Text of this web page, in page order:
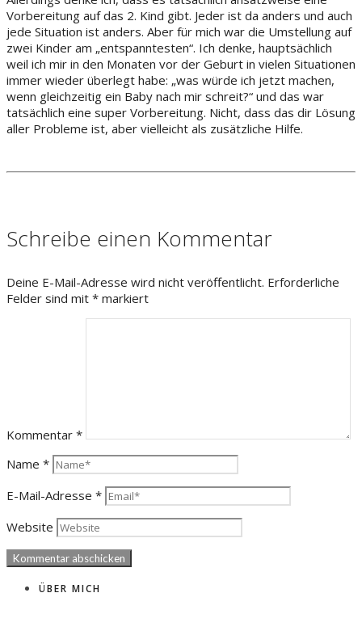
Vorbereitung auf das 2. Kind gibt. Jeder ist da anders und auch
jede Situation ist anders. Aber für mich war die Umstellung auf
zwei Kinder am „entspanntesten“. Ich denke, hauptsächlich
weil ich mir in den Monaten vor der Geburt in vielen Situationen
immer wieder überlegt habe: „was würde ich jetzt machen,
wenn gleichzeitig ein Baby nach mir schreit?“ und das war
tatsächlich eine super Vorbereitung. Nicht, dass das dir Lösung
aller Probleme ist, aber vielleicht als zusätzliche Hilfe.
Schreibe einen Kommentar
Deine E-Mail-Adresse wird nicht veröffentlicht. Erforderliche
Felder sind mit * markiert
Kommentar *
Name *
E-Mail-Adresse *
Website
ÜBER MICH